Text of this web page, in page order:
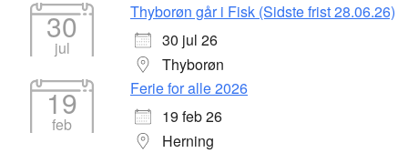
30
jul
Thyborøn går i Fisk (Sidste frist 28.06.26)
30 jul 26
Thyborøn
19
feb
Ferie for alle 2026
19 feb 26
Herning